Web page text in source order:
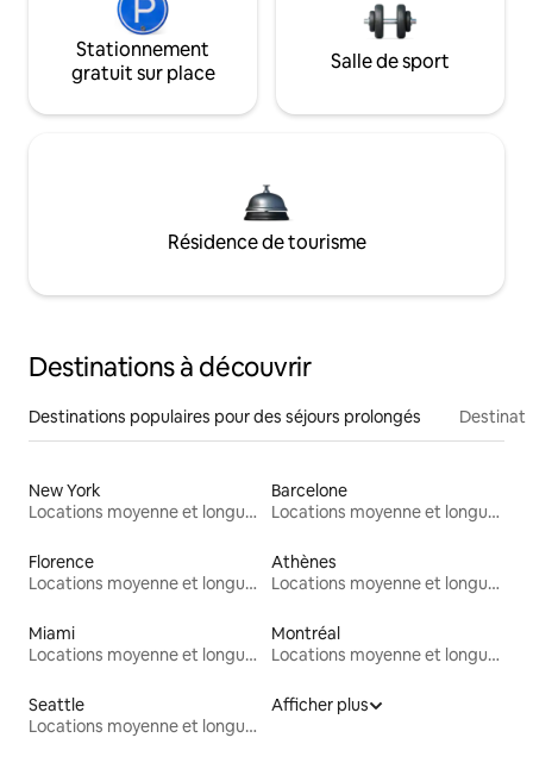
Stationnement
gratuit sur place
Salle de sport
Résidence de tourisme
Destinations à découvrir
Destinations populaires pour des séjours prolongés
New York
Locations moyenne et longue durée
Barcelone
Locations moyenne et longue durée
Florence
Locations moyenne et longue durée
Athènes
Locations moyenne et longue durée
Miami
Locations moyenne et longue durée
Montréal
Locations moyenne et longue durée
Seattle
Locations moyenne et longue durée
Afficher plus